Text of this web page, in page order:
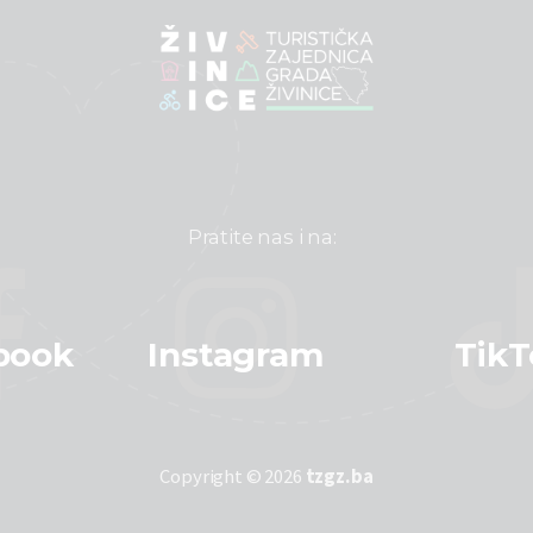
Pratite nas i na:
Instagram
Copyright © 2026 tzgz.ba